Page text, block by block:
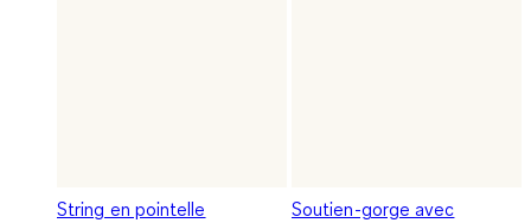
String en pointelle
Soutien-gorge avec